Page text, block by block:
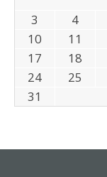
3
4
10
11
17
18
24
25
31